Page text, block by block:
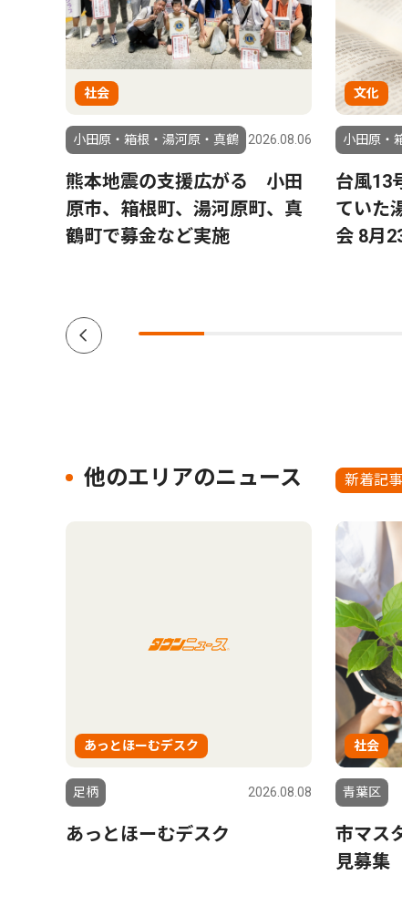
社会
小田原・箱根・湯河原・真鶴 2026.08.06
熊本地震の支援広がる 小田
原市、箱根町、湯河原町、真
鶴町で募金など実施
文化
小田原・
台風13
ていた
会 8月
他のエリアのニュース 新着記事
あっとほーむデスク
足柄 2026.08.08
あっとほーむデスク
社会
青葉区
市マス
見募集